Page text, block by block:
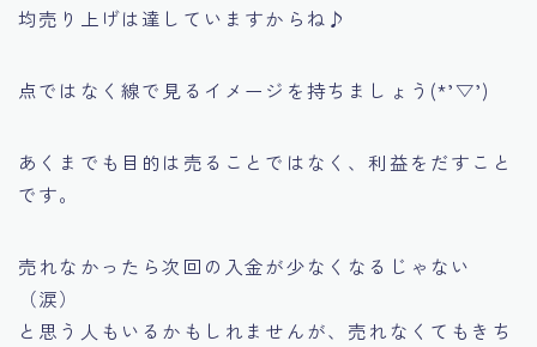
均売り上げは達していますからね♪
点ではなく線で見るイメージを持ちましょう(*’▽’)
あくまでも目的は売ることではなく、利益をだすこと
です。
売れなかったら次回の入金が少なくなるじゃない
（涙）
と思う人もいるかもしれませんが、売れなくてもきち